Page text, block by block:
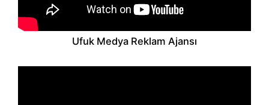
Ufuk Medya Reklam Ajansı